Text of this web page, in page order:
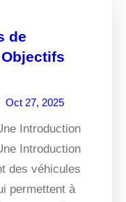
de
Oct 27, 2025
Introduction
Introduction
des véhicules
permettent à